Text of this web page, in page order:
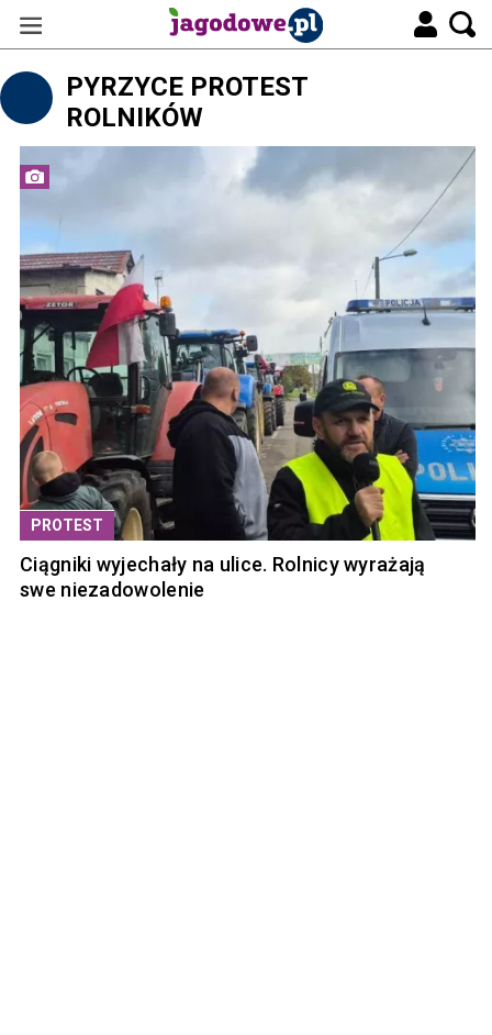
PYRZYCE PROTEST
ROLNIKÓW
PROTEST
Ciągniki wyjechały na ulice. Rolnicy wyrażają
swe niezadowolenie